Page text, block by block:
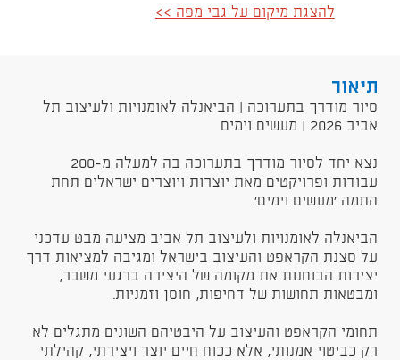
להצגת מיקום על גבי מפה >>
תיאור
​סיור מודרך בתערוכה | הביאנלה לאומנויות ולעיצוב תל
אביב 2026 | מעשים וימים
נצא יחד לסיור מודרך בתערוכה בה למעלה מ-200
עבודות ופרויקטים מאת יוצרות ויוצרים ישראלים תחת
התמה 'מעשים וימים'.
הביאנלה לאומנויות ולעיצוב תל אביב מציעה מבט עדכני
על סצנת הקראפט והעיצוב בישראל ומגיבה למציאות דרך
יצירות הבוחנות את מקומה של היצירה ברגעי משבר,
ומבטאות תחושות של דחיפות, חוסן וזמניות.
תחומי הקראפט והעיצוב על היבטיהם השונים מתגלים לא
רק כביטוי אמנותי, אלא ככוח חיים יוצר ויצירתי, קהילתי